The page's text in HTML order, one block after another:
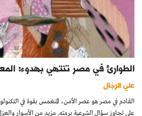
الطوارئ في مصر تنتهي بهدوء:
علي الرجّال
القادم في مصر هو عصر الأمن، المنغمس بقوة في
على تجاوز سؤال الشرعية برمته. مزيد من الأسوار